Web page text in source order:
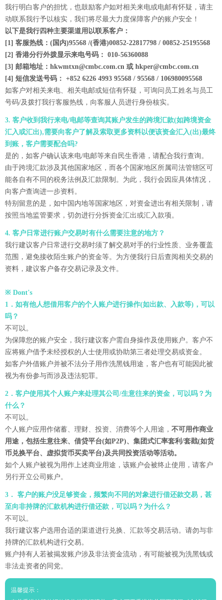
我行明白客户的担忧，也鼓励客户如对相关来电或电邮有怀疑，请主
动联系我行予以核实，我们将尽最大力度保障客户的账户安全！
以下是我行四种主要渠道用以联系客户：
[1] 客服热线：(国内)95568 /(香港)00852-22817798 / 00852-25195568
[2] 香港分行外拨显示来电号码： 010-56360088
[3] 邮箱地址：hkwmtxn@cmbc.com.cn 或 hkper@cmbc.com.cn
[4] 短信发送号码： +852 6226 4993 95568 / 95568 / 106980095568
如客户对相关来电、相关电邮或短信有怀疑，可询问员工姓名与员工
号码/及拨打我行客服热线，向客服人员进行身份核实。
3. 客户收到我行来电/电邮等查询其账户发生的跨境汇款(如跨境资金
汇入或汇出),需要向客户了解及索取更多资料以便该资金汇入(出)最终
到账，客户需要配合吗?
是的，如客户确认该来电/电邮等来自民生香港，请配合我行查询。
由于跨境汇款涉及其他国家地区，而各个国家地区所属司法管辖区可
能各自有不同的税务法例及汇款限制。为此，我行会因应具体情况，
向客户查询进一步资料。
特别留意的是，如中国内地等国家地区，对资金进出有相关限制，请
按照当地监管要求，切勿进行分拆资金汇出或汇入款项。
4. 客户日常进行账户交易时有什么需要注意的地方？
我行建议客户日常进行交易时须了解交易对手的行业性质、业务覆盖
范围，避免接收陌生账户的资金等。为方便我行日后查阅相关交易的
资料，建议客户备存交易记录及文件。
※ Dont's
1．如有他人想借用客户的个人账户进行操作(如出款、入款等)，可以
吗？
不可以。
为保障您的账户安全，我行建议客户需自身操作及使用账户。客户不
应将账户借予未经授权的人士使用或协助第三者处理交易或资金。
如客户外借账户并被不法分子用作洗黑钱用途，客户也有可能因此被
视为有份参与而涉及违法犯罪。
2．客户使用其个人账户来处理其公司/生意往来的资金，可以吗？为
什么？
不可以。
个人账户应用作储蓄、理财、投资、消费等个人用途， 不可用作商业
用途，包括生意往来、借贷平台(如P2P)、集团式汇率套利/套戥(如货
币兑换平台、虚拟货币买卖平台)及共同投资活动等活动。
如个人账户被视为用作上述商业用途，该账户会被终止使用，请客户
另行开立公司账户。
3． 客户的账户没足够资金，频繁向不同的对象进行借还款交易，甚
至向非持牌的汇款机构进行借还款，可以吗？为什么？
不可以。
我行建议客户选用合适的渠道进行兑换、汇款等交易活动。请勿与非
持牌的汇款机构进行交易。
账户持有人若被揭发账户涉及非法资金流动，有可能被视为洗黑钱或
非法走资者的同党。
温馨提示：